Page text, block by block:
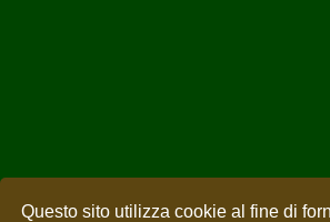
Questo sito utilizza cookie al fine di